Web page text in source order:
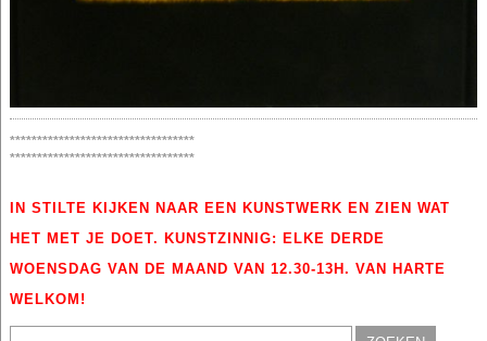
**********************************
**********************************
IN STILTE KIJKEN NAAR EEN KUNSTWERK EN ZIEN WAT
HET MET JE DOET. KUNSTZINNIG: ELKE DERDE
WOENSDAG VAN DE MAAND VAN 12.30-13H. VAN HARTE
WELKOM!